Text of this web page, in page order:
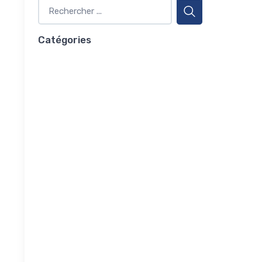
Catégories